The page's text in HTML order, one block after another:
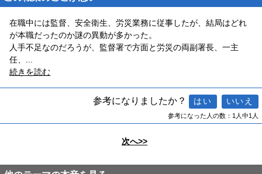
在職中には監督、安全衛生、労災業務に従事したが、結局はどれ
が本職だったのか謎の異動が多かった。
人手不足なのだろうが、監督署で方面と労災の両副署長、一主
任、 ...
続きを読む
参考になりましたか？
参考になった人の数：1人中1人
次へ>>